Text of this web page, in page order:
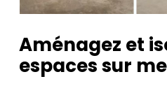
Aménagez et
espaces sur